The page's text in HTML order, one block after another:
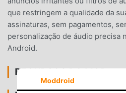
que restringem a qualidade da
assinaturas, sem pagamentos,
personalização de áudio precisa
Android.
RECURSOS DO MOD
Moddroid